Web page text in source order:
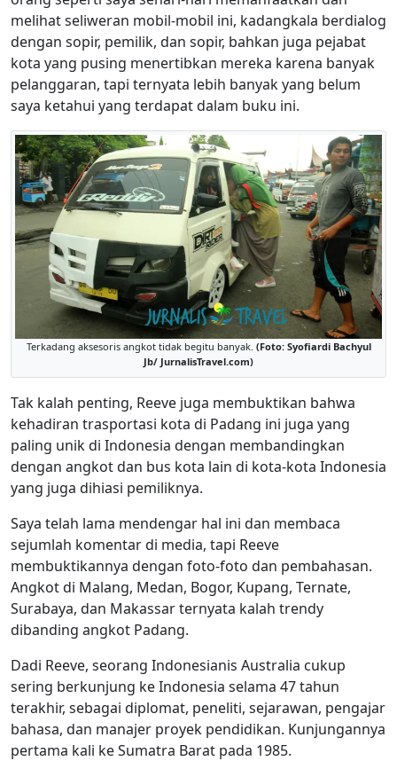
melihat seliweran mobil-mobil ini, kadangkala berdialog
dengan sopir, pemilik, dan sopir, bahkan juga pejabat
kota yang pusing menertibkan mereka karena banyak
pelanggaran, tapi ternyata lebih banyak yang belum
saya ketahui yang terdapat dalam buku ini.
Terkadang aksesoris angkot tidak begitu banyak. (Foto: Syofiardi Bachyul
Jb/ JurnalisTravel.com)
Tak kalah penting, Reeve juga membuktikan bahwa
kehadiran trasportasi kota di Padang ini juga yang
paling unik di Indonesia dengan membandingkan
dengan angkot dan bus kota lain di kota-kota Indonesia
yang juga dihiasi pemiliknya.
Saya telah lama mendengar hal ini dan membaca
sejumlah komentar di media, tapi Reeve
membuktikannya dengan foto-foto dan pembahasan.
Angkot di Malang, Medan, Bogor, Kupang, Ternate,
Surabaya, dan Makassar ternyata kalah trendy
dibanding angkot Padang.
Dadi Reeve, seorang Indonesianis Australia cukup
sering berkunjung ke Indonesia selama 47 tahun
terakhir, sebagai diplomat, peneliti, sejarawan, pengajar
bahasa, dan manajer proyek pendidikan. Kunjungannya
pertama kali ke Sumatra Barat pada 1985.